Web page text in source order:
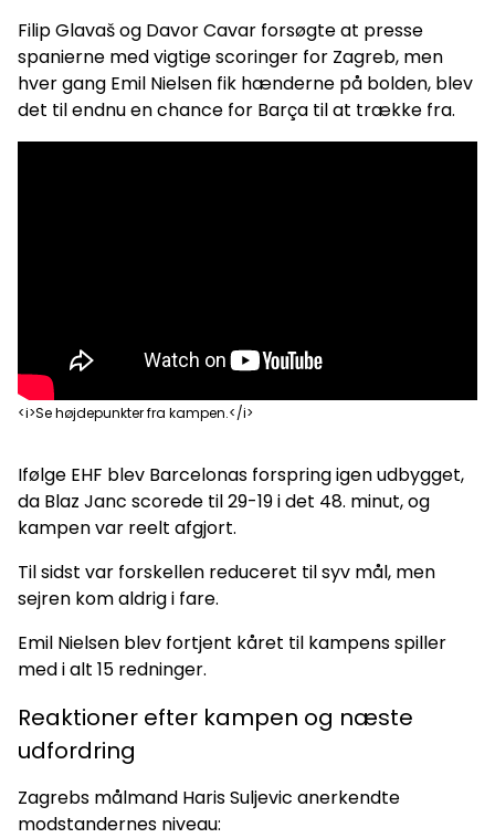
Filip Glavaš og Davor Cavar forsøgte at presse
spanierne med vigtige scoringer for Zagreb, men
hver gang Emil Nielsen fik hænderne på bolden, blev
det til endnu en chance for Barça til at trække fra.
<i>Se højdepunkter fra kampen.</i>
Ifølge EHF blev Barcelonas forspring igen udbygget,
da Blaz Janc scorede til 29-19 i det 48. minut, og
kampen var reelt afgjort.
Til sidst var forskellen reduceret til syv mål, men
sejren kom aldrig i fare.
Emil Nielsen blev fortjent kåret til kampens spiller
med i alt 15 redninger.
Reaktioner efter kampen og næste
udfordring
Zagrebs målmand Haris Suljevic anerkendte
modstandernes niveau: